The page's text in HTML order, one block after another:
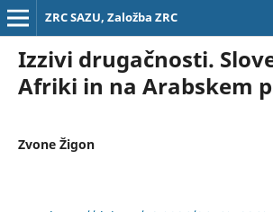
ZRC SAZU, Založba ZRC
Izzivi drugačnosti.
Afriki in na Arabskem
Zvone Žigon